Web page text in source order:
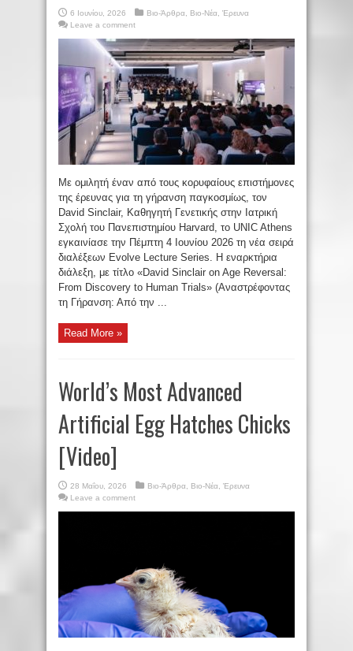
6 Ιουνίου, 2026 Βιο-Άρθρα Βιο-Νέα Έρευνα
Leave a comment
Με ομιλητή έναν από τους κορυφαίους επιστήμονες
της έρευνας για τη γήρανση παγκοσμίως, τον
David Sinclair, Καθηγητή Γενετικής στην Ιατρική
Σχολή του Πανεπιστημίου Harvard, το UNIC Athens
εγκαινίασε την Πέμπτη 4 Ιουνίου 2026 τη νέα σειρά
διαλέξεων Evolve Lecture Series. Η εναρκτήρια
διάλεξη, με τίτλο «David Sinclair on Age Reversal:
From Discovery to Human Trials» (Αναστρέφοντας
τη Γήρανση: Από την ...
Read More »
World’s Most Advanced
Artificial Egg Hatches Chicks
[Video]
28 Μαΐου, 2026 Βιο-Άρθρα Βιο-Νέα Έρευνα
Leave a comment